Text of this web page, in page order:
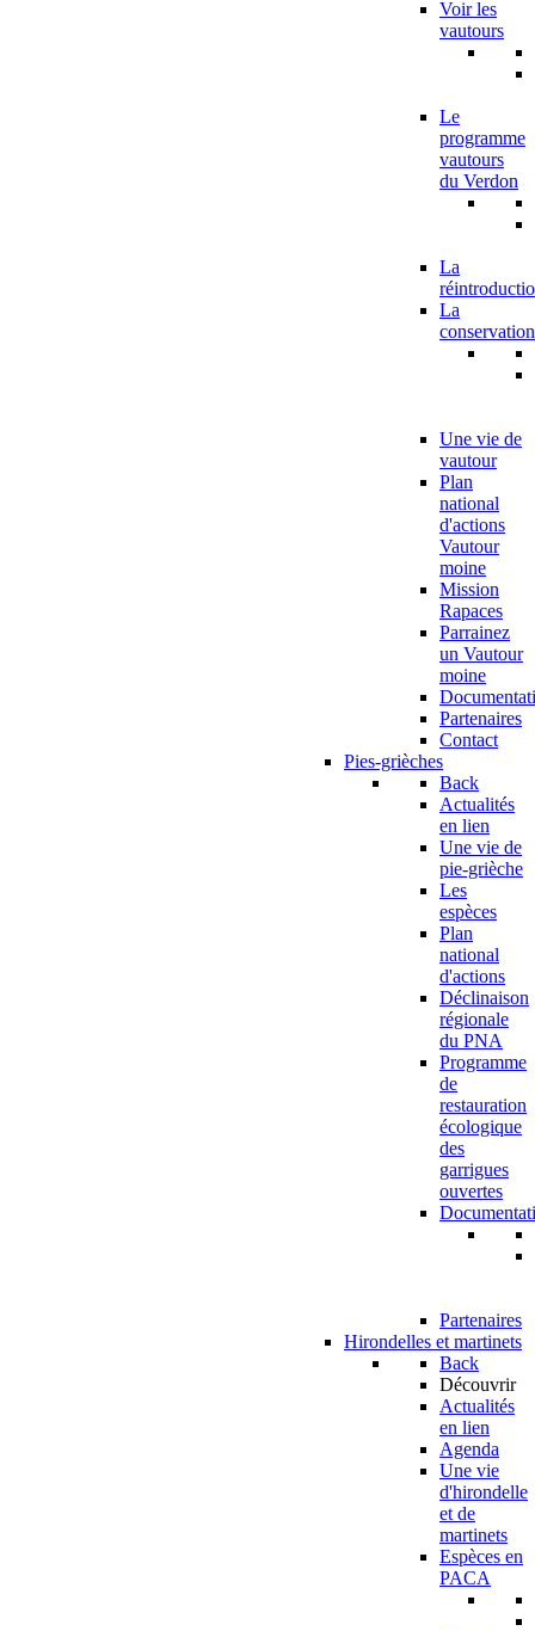
Voir les
vautours
Le
programme
vautours
du Verdon
La
La
conservation
Une vie de
vautour
Plan
national
d'actions
Vautour
moine
Mission
Rapaces
Parrainez
un Vautour
moine
Partenaires
Contact
Pies-grièches
Back
Actualités
en lien
Une vie de
pie-grièche
Les
espèces
Plan
national
d'actions
Déclinaison
régionale
du PNA
Programme
de
restauration
écologique
des
garrigues
ouvertes
Partenaires
Hirondelles et martinets
Back
Découvrir
Actualités
en lien
Agenda
Une vie
d'hirondelle
et de
martinets
Espèces en
PACA